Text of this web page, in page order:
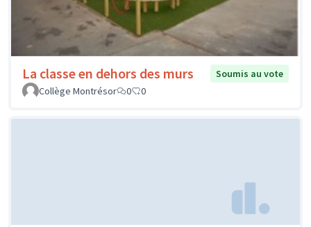
La classe en dehors des murs
Soumis au vote
Collège Montrésor
0 0